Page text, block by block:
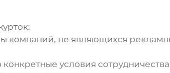
:
компаний, не являющихся
условия